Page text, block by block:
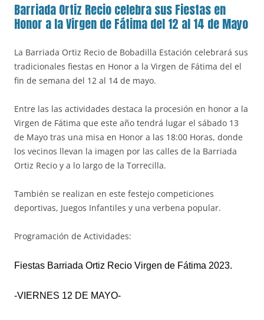
Barriada Ortiz Recio celebra sus Fiestas en
Honor a la Virgen de Fátima del 12 al 14 de Mayo
La Barriada Ortiz Recio de Bobadilla Estación celebrará sus
tradicionales fiestas en Honor a la Virgen de Fátima del el
fin de semana del 12 al 14 de mayo.
Entre las las actividades destaca la procesión en honor a la
Virgen de Fátima que este año tendrá lugar el sábado 13
de Mayo tras una misa en Honor a las 18:00 Horas, donde
los vecinos llevan la imagen por las calles de la Barriada
Ortiz Recio y a lo largo de la Torrecilla.
También se realizan en este festejo competiciones
deportivas, Juegos Infantiles y una verbena popular.
Programación de Actividades:
Fiestas Barriada Ortiz Recio Virgen de Fátima 2023.
-VIERNES 12 DE MAYO-